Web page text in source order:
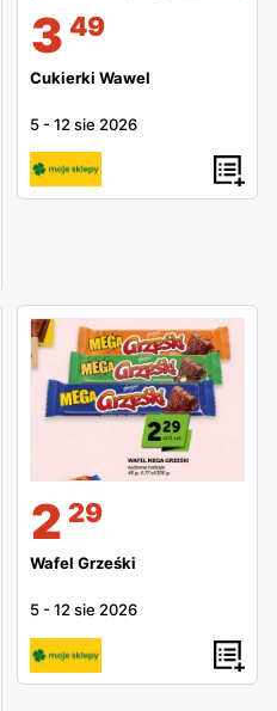
3 49
Cukierki Wawel
5 -12 sie 2026
2 29
Wafel Grześki
5 -12 sie 2026